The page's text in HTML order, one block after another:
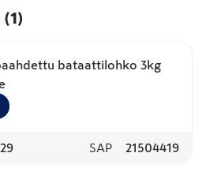
(1 )
bataattilohko 3kg
SAP 21504419